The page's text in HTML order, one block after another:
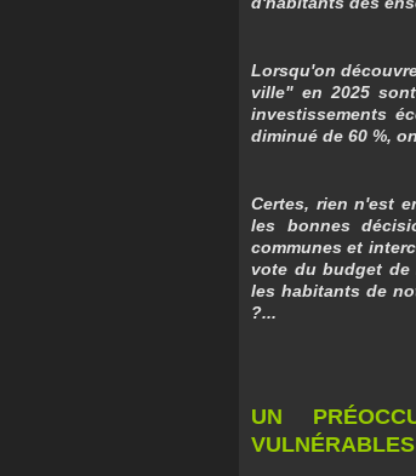
Lorsqu'on
ville" en 2025
investissements
diminué de 60 %,
Certes, rien n'est
les bonnes
communes et
vote du budget de
les habitants de
?...
UN
VULNÉRABLES